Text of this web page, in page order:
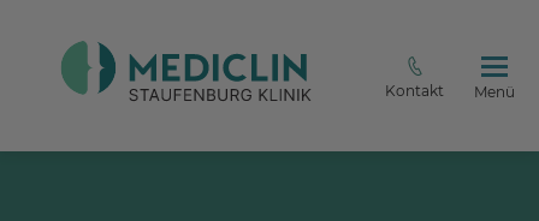
Kontakt Menü